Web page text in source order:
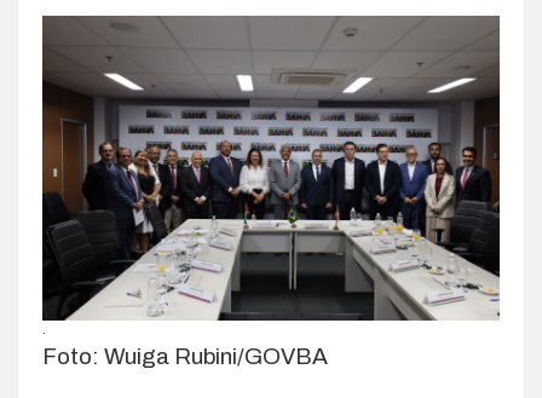
Foto: Wuiga Rubini/GOVBA